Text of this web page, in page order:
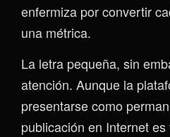
enfermiza por convertir
una métrica.
La letra pequeña, sin
atención. Aunque la
presentarse como
publicación en Internet